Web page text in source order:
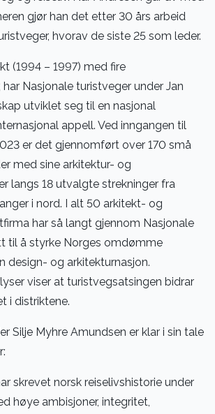
gjør han det etter 30 års arbeid
hvorav de siste 25 som leder.
(1994 – 1997) med fire
Nasjonale turistveger under Jan
utviklet seg til en nasjonal
appell. Ved inngangen til
er det gjennomført over 170 små
med sine arkitektur- og
langs 18 utvalgte strekninger fra
i nord. I alt 50 arkitekt- og
har så langt gjennom Nasjonale
til å styrke Norges omdømme
design- og arkitekturnasjon.
viser at turistvegsatsingen bidrar
i distriktene.
Silje Myhre Amundsen er klar i sin tale
skrevet norsk reiselivshistorie under
høye ambisjoner, integritet,